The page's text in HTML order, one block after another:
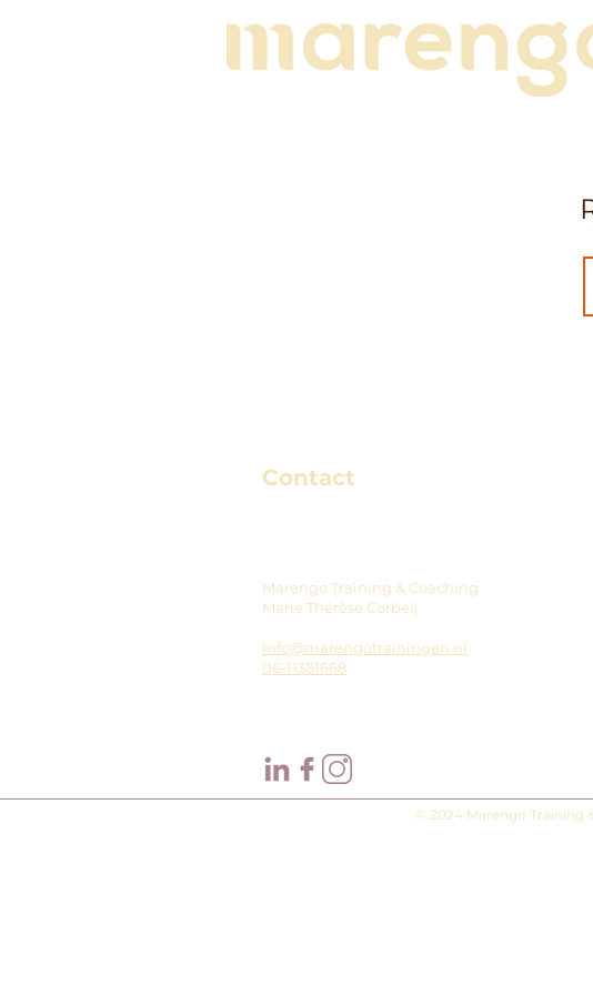
Contact
Marengo Training & Coaching
Marie Thérèse Corbeij
info@marengotrainingen.nl
06-11381668
© 2024 Marengo Training